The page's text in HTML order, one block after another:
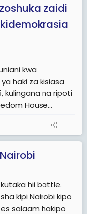
zaidi
kwa
haki za kisiasa
kulingana na ripoti
House...
hii battle.
kipi Nairobi kipo
salaam hakipo